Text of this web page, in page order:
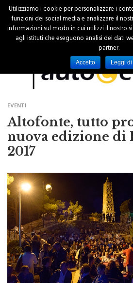
EVENTI
Altofonte, tutto
nuova edizione di
Utilizziamo i cookie per personalizzare i
funzioni dei social media e analizzare il
informazioni sul modo in cui utilizzi il nostro
agli istituti che eseguono analisi dei dati
partner.
Accetto Leggi